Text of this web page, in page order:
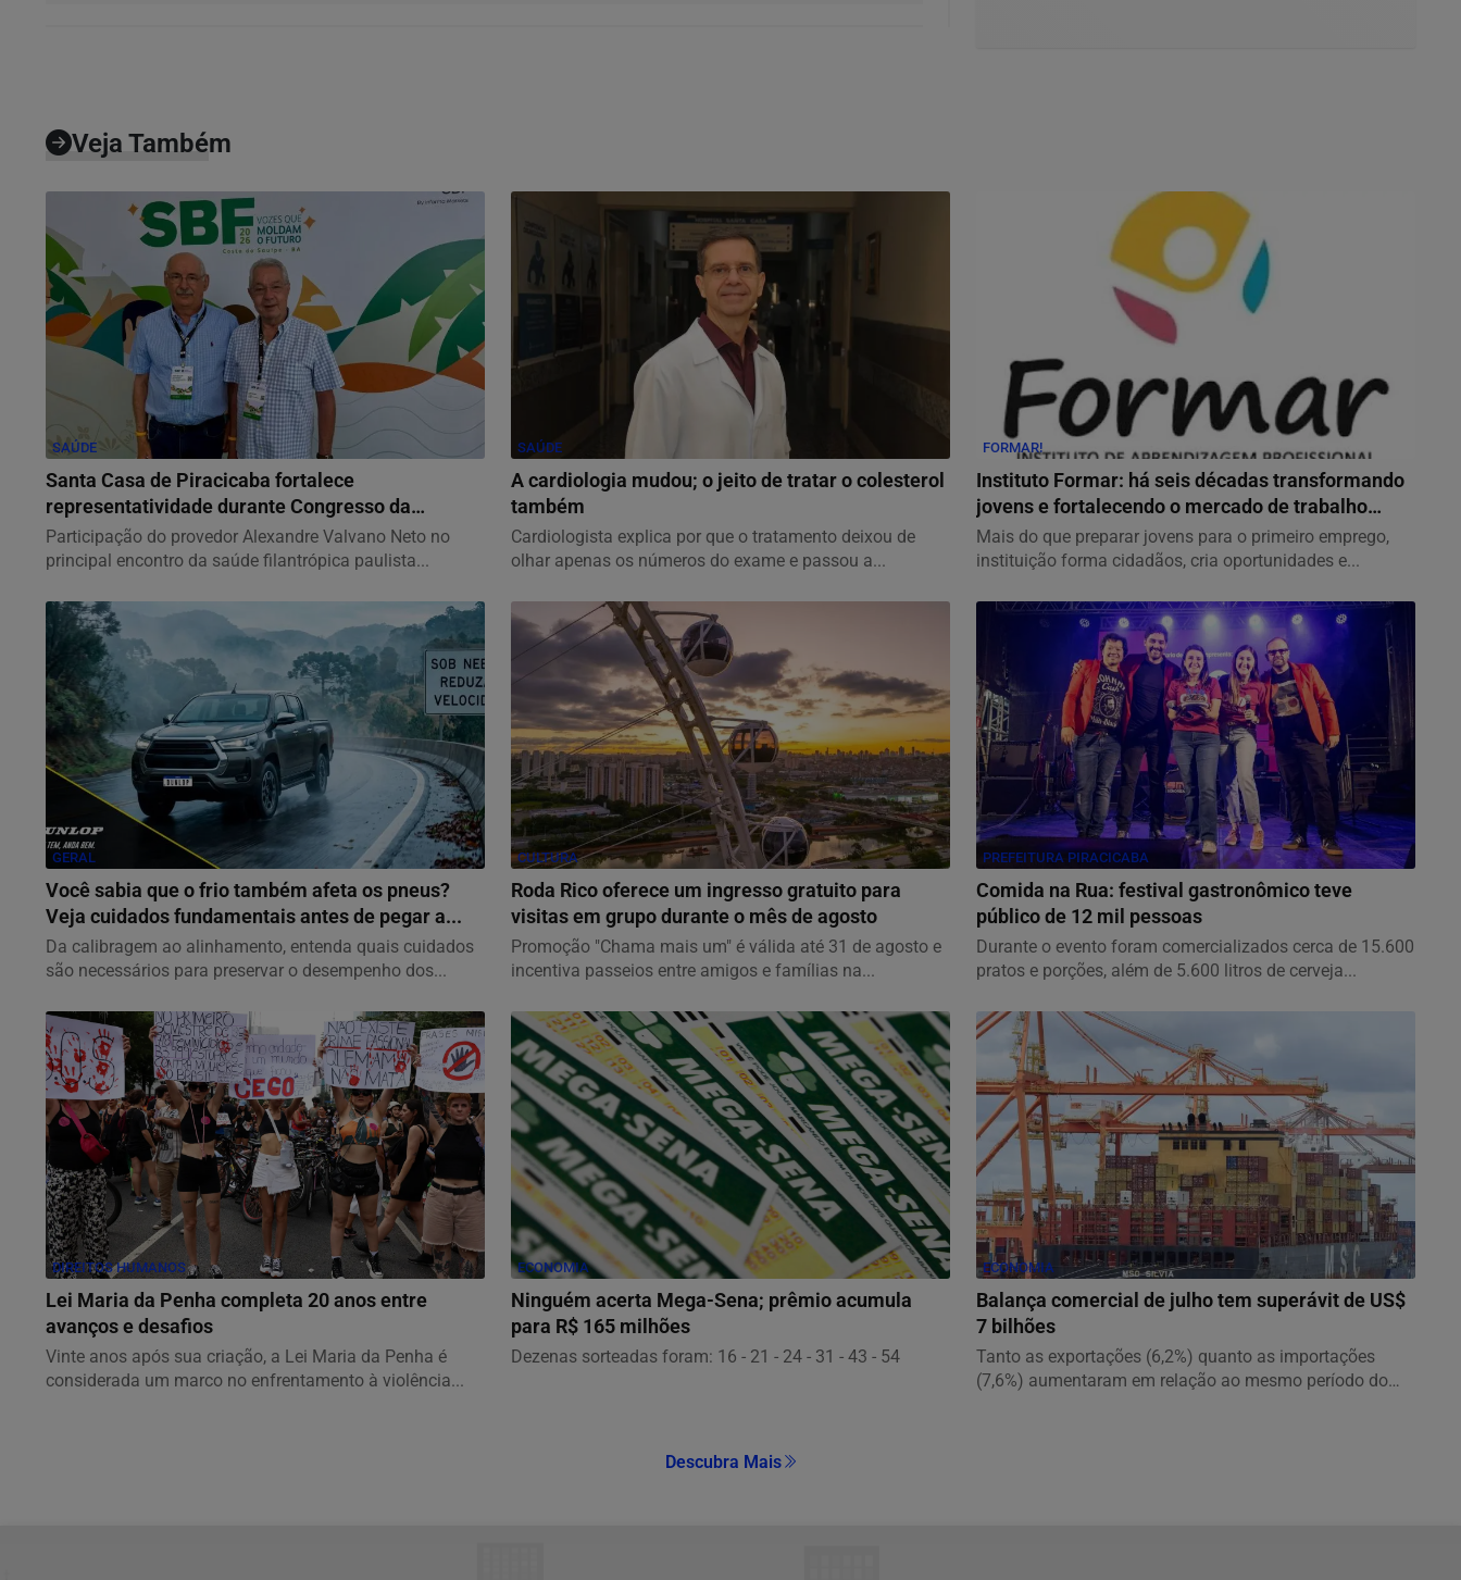
Veja Também
SAÚDE
Santa Casa de Piracicaba fortalece
representatividade durante Congresso da
FEHOSP
Participação do provedor Alexandre Valvano Neto no
principal encontro da saúde filantrópica paulista...
SAÚDE
A cardiologia mudou; o jeito de tratar o colesterol
também
Cardiologista explica por que o tratamento deixou de
olhar apenas os números do exame e passou a...
FORMAR!
Instituto Formar: há seis décadas transformando
jovens e fortalecendo o mercado de trabalho
em...
Mais do que preparar jovens para o primeiro emprego,
instituição forma cidadãos, cria oportunidades e...
GERAL
Você sabia que o frio também afeta os pneus?
Veja cuidados fundamentais antes de pegar a...
Da calibragem ao alinhamento, entenda quais cuidados
são necessários para preservar o desempenho dos...
CULTURA
Roda Rico oferece um ingresso gratuito para
visitas em grupo durante o mês de agosto
Promoção "Chama mais um" é válida até 31 de agosto e
incentiva passeios entre amigos e famílias na...
PREFEITURA PIRACICABA
Comida na Rua: festival gastronômico teve
público de 12 mil pessoas
Durante o evento foram comercializados cerca de 15.600
pratos e porções, além de 5.600 litros de cerveja...
DIREITOS HUMANOS
Lei Maria da Penha completa 20 anos entre
avanços e desafios
Vinte anos após sua criação, a Lei Maria da Penha é
considerada um marco no enfrentamento à violência...
ECONOMIA
Ninguém acerta Mega-Sena; prêmio acumula
para R$ 165 milhões
Dezenas sorteadas foram: 16 - 21 - 24 - 31 - 43 - 54
ECONOMIA
Balança comercial de julho tem superávit de US$
7 bilhões
Tanto as exportações (6,2%) quanto as importações
(7,6%) aumentaram em relação ao mesmo período do
Descubra Mais